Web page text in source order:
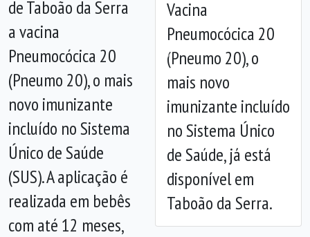
Vacina
Pneumocócica 20
(Pneumo 20), o
mais novo
imunizante incluído
no Sistema Único
de Saúde, já está
disponível em
Taboão da Serra.
Anterior
de Taboão da Serra
a vacina
Pneumocócica 20
(Pneumo 20), o mais
novo imunizante
incluído no Sistema
Único de Saúde
(SUS). A aplicação é
realizada em bebês
com até 12 meses,